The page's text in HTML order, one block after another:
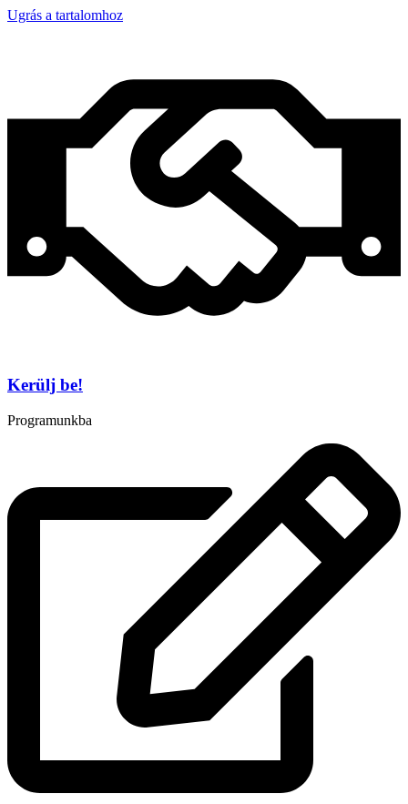
Ugrás a tartalomhoz
Kerülj be!
Programunkba